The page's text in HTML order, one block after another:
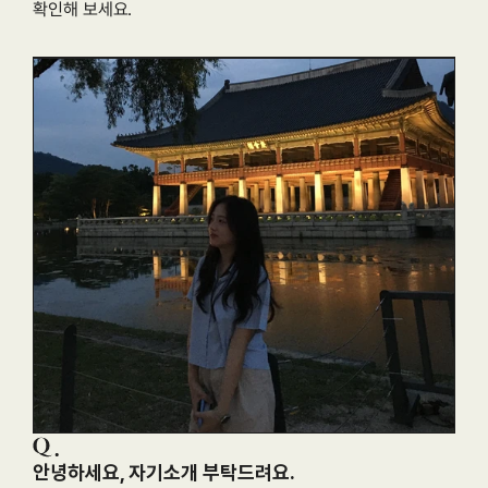
확인해 보세요.
안녕하세요, 자기소개 부탁드려요.